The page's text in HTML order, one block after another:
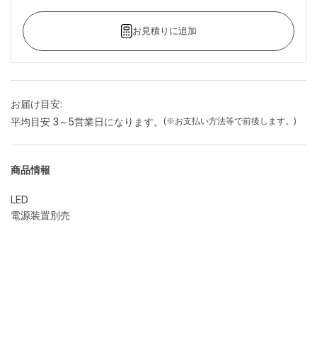
お見積りに追加
お届け目安:
平均目安 3～5営業日になります。
(※お支払い方法等で前後します。)
商品情報
LED
電源装置別売